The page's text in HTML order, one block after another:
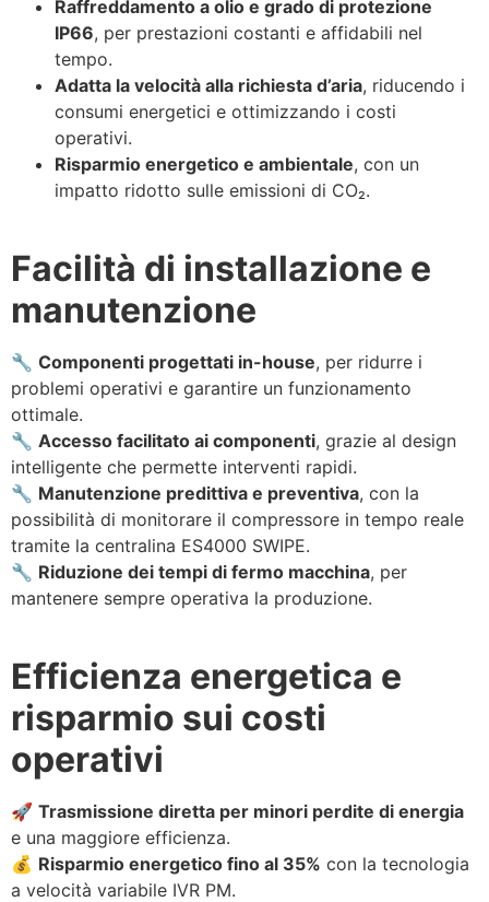
Raffreddamento a olio e grado di protezione
IP66, per prestazioni costanti e affidabili nel
tempo.
Adatta la velocità alla richiesta d’aria, riducendo i
consumi energetici e ottimizzando i costi
operativi.
Risparmio energetico e ambientale, con un
impatto ridotto sulle emissioni di CO₂.
Facilità di installazione e
manutenzione
🔧 Componenti progettati in-house, per ridurre i
problemi operativi e garantire un funzionamento
ottimale.
🔧 Accesso facilitato ai componenti, grazie al design
intelligente che permette interventi rapidi.
🔧 Manutenzione predittiva e preventiva, con la
possibilità di monitorare il compressore in tempo reale
tramite la centralina ES4000 SWIPE.
🔧 Riduzione dei tempi di fermo macchina, per
mantenere sempre operativa la produzione.
Efficienza energetica e
risparmio sui costi
operativi
🚀 Trasmissione diretta per minori perdite di energia
e una maggiore efficienza.
💰 Risparmio energetico fino al 35% con la tecnologia
a velocità variabile IVR PM.